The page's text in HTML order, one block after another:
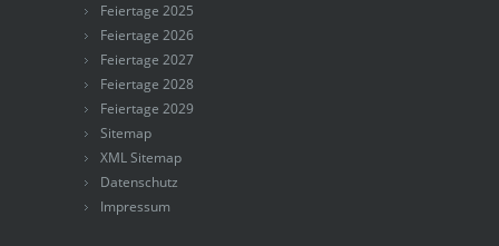
Feiertage 2025
Feiertage 2026
Feiertage 2027
Feiertage 2028
Feiertage 2029
Sitemap
XML Sitemap
Datenschutz
Impressum